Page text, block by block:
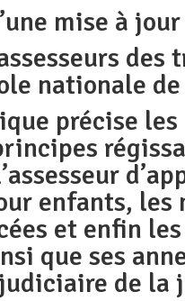
mise à
nationale
précise les
enfants, les
et enfin
que ses
de la